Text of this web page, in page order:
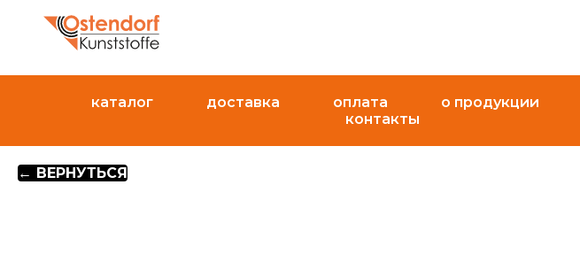
каталог доставка оплата о продукции
контакты
← ВЕРНУТЬСЯ